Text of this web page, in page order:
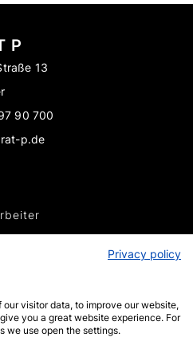
P
13
90 700
p.de
Privacy policy
visitor data, to improve our website,
you a great website experience. For
we use open the settings.